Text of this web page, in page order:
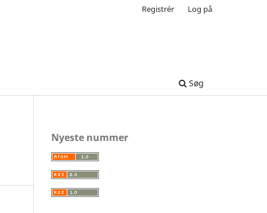
Søg
Registrér Log på
Nyeste nummer